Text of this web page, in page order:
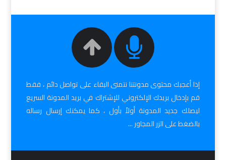
إذا أعجبك محتوى مدونتنا نتمنى البقاء على تواصل دائم ، فقط
قم بإدخال بريدك الإلكتروني للإشتراك في بريد المدونة السريع
ليصلك جديد المدونة أولاً بأول ، كما يمكنك إرسال رساله
بالضغط على الزر المجاور ...